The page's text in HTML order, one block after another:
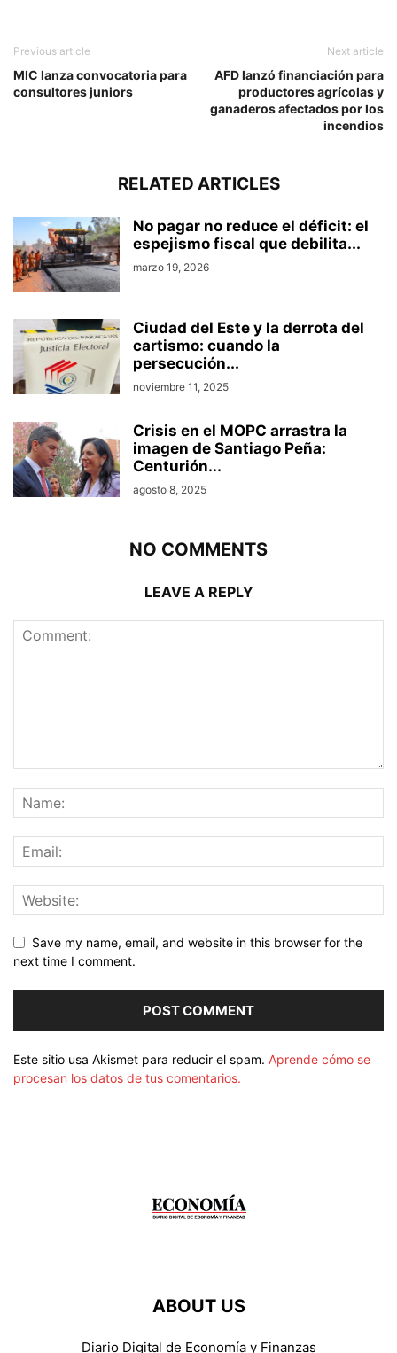
Previous article
MIC lanza convocatoria para
consultores juniors
Next article
AFD lanzó financiación para
productores agrícolas y
ganaderos afectados por los
incendios
RELATED ARTICLES
No pagar no reduce el déficit: el
espejismo fiscal que debilita...
marzo 19, 2026
Ciudad del Este y la derrota del
cartismo: cuando la
persecución...
noviembre 11, 2025
Crisis en el MOPC arrastra la
imagen de Santiago Peña:
Centurión...
agosto 8, 2025
NO COMMENTS
LEAVE A REPLY
Save my name, email, and website in this browser for the
next time I comment.
Este sitio usa Akismet para reducir el spam. Aprende cómo se
procesan los datos de tus comentarios.
ABOUT US
Diario Digital de Economía y Finanzas